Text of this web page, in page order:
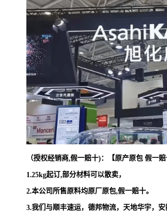
（授权经销商,假一赔十)：【原产原包 假一
1.25kg起订,部分材料可以散卖，
2.本公司所售原料均原厂原包,假一赔十。
3.我们与顺丰速运，德邦物流，天地华宇，安